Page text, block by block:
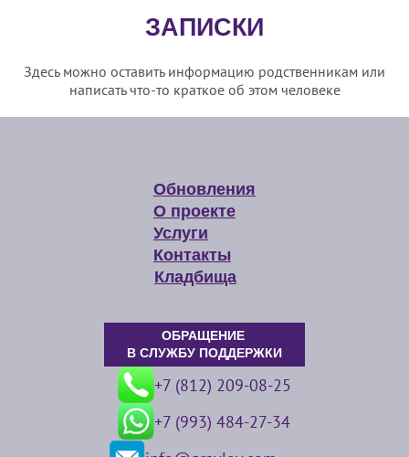
ЗАПИСКИ
Здесь можно оставить информацию родственникам или
написать что-то краткое об этом человеке
Обновления
О проекте
Услуги
Контакты
Кладбища
ОБРАЩЕНИЕ
В СЛУЖБУ ПОДДЕРЖКИ
+7 (812) 209-08-25
+7 (993) 484-27-34